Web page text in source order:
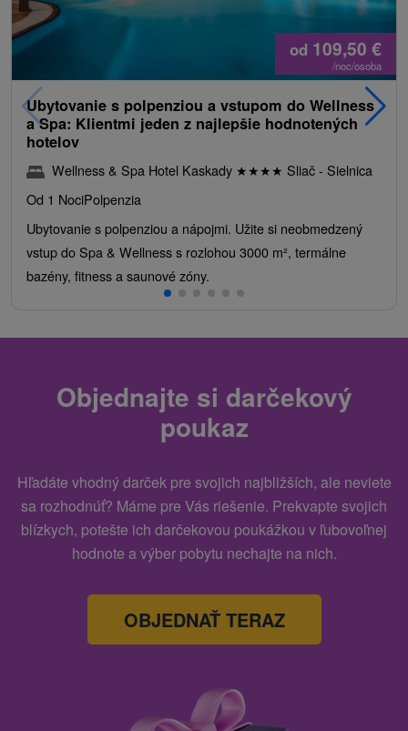
od 109,50 €
/noc/osoba
Ubytovanie s polpenziou a vstupom do Wellness
a Spa: Klientmi jeden z najlepšie hodnotených
hotelov
Wellness & Spa Hotel Kaskady ★★★★ Sliač - Sielnica
Od 1 NociPolpenzia
Ubytovanie s polpenziou a nápojmi. Užite si neobmedzený
vstup do Spa & Wellness s rozlohou 3000 m², termálne
bazény, fitness a saunové zóny.
Objednajte si darčekový
poukaz
Hľadáte vhodný darček pre svojich najbližších, ale neviete
sa rozhodnúť? Máme pre Vás riešenie. Prekvapte svojich
blízkych, potešte ich darčekovou poukážkou v ľubovoľnej
hodnote a výber pobytu nechajte na nich.
OBJEDNAŤ TERAZ